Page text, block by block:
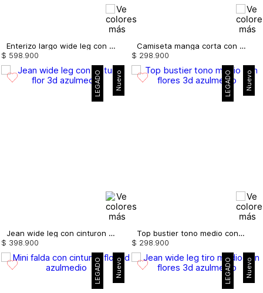
Enterizo largo wide leg con flores 3d
$ 598.900
Camiseta manga corta con fruncido
$ 298.900
Nuevo
LEGADO
Jean wide leg con cinturon flor 3d
$ 398 900
Nuevo
LEGADO
Top bustier tono medio con flores 3d
$ 298 900
Nuevo
LEGADO Nuevo
LEGADO